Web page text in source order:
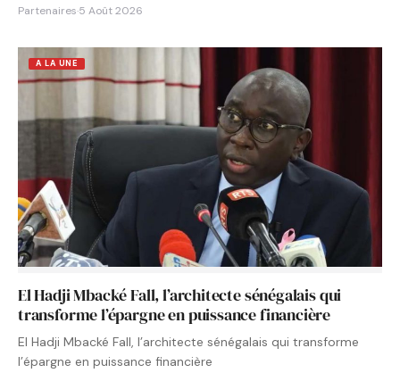
Partenaires·5 Août 2026
A LA UNE
El Hadji Mbacké Fall, l’architecte sénégalais qui
transforme l’épargne en puissance financière
El Hadji Mbacké Fall, l’architecte sénégalais qui transforme
l’épargne en puissance financière